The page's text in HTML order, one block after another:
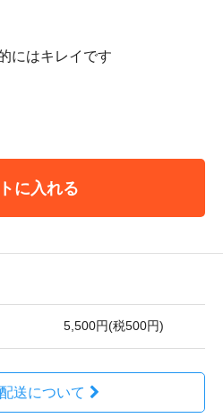
にはキレイです
に入れる
5,500円(税500円)
送について